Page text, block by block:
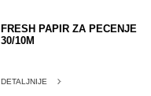
FRESH PAPIR ZA PECENJE
30/10M
DETALJNIJE